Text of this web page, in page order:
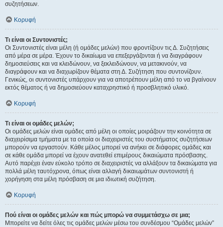
συζητήσεων.
Κορυφή
Τι είναι οι Συντονιστές;
Οι Συντονιστές είναι μέλη (ή ομάδες μελών) που φροντίζουν τις Δ. Συζητήσεις
από μέρα σε μέρα. Έχουν το δικαίωμα να επεξεργάζονται ή να διαγράφουν
δημοσιεύσεις και να κλειδώνουν, να ξεκλειδώνουν, να μετακινούν, να
διαγράφουν και να διαχωρίζουν θέματα στη Δ. Συζήτηση που συντονίζουν.
Γενικώς, οι συντονιστές υπάρχουν για να αποτρέπουν μέλη από το να βγαίνουν
εκτός θέματος ή να δημοσιεύουν καταχρηστικό ή προσβλητικό υλικό.
Κορυφή
Τι είναι οι ομάδες μελών;
Οι ομάδες μελών είναι ομάδες από μέλη οι οποίες μοιράζουν την κοινότητα σε
διαχειρίσιμα τμήματα με τα οποία οι διαχειριστές του συστήματος συζητήσεων
μπορούν να εργαστούν. Κάθε μέλος μπορεί να ανήκει σε διάφορες ομάδες και
σε κάθε ομάδα μπορεί να έχουν ανατεθεί επιμέρους δικαιώματα πρόσβασης.
Αυτό παρέχει έναν εύκολο τρόπο σε διαχειριστές να αλλάξουν τα δικαιώματα για
πολλά μέλη ταυτόχρονα, όπως είναι αλλαγή δικαιωμάτων συντονιστή ή
χορήγηση στα μέλη πρόσβαση σε μια ιδιωτική συζήτηση.
Κορυφή
Πού είναι οι ομάδες μελών και πώς μπορώ να συμμετάσχω σε μια;
Μπορείτε να δείτε όλες τις ομάδες μελών μέσω του συνδέσμου “Ομάδες μελών”